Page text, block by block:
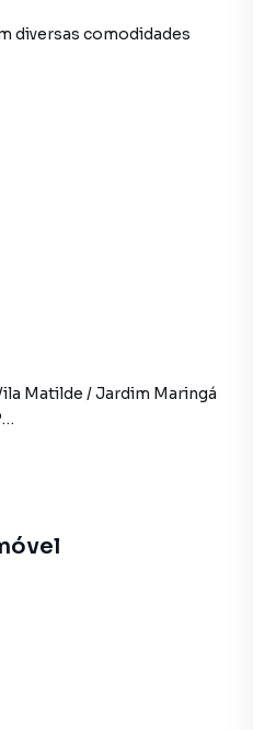
diversas comodidades
Matilde / Jardim Maringá
construída, projetados para
natural